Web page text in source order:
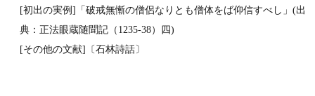
[初出の実例]「破戒無慚の僧侶なりとも僧体をば仰信すべし」(出
典：正法眼蔵随聞記（1235‐38）四)
[その他の文献]〔石林詩話〕